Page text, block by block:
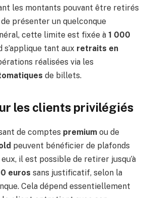
les montants pouvant être retirés
présenter un quelconque
cette limite est fixée à 1 000
s’applique tant aux retraits en
réalisées via les
de billets.
les clients privilégiés
de comptes premium ou de
peuvent bénéficier de plafonds
il est possible de retirer jusqu’à
euros sans justificatif, selon la
Cela dépend essentiellement